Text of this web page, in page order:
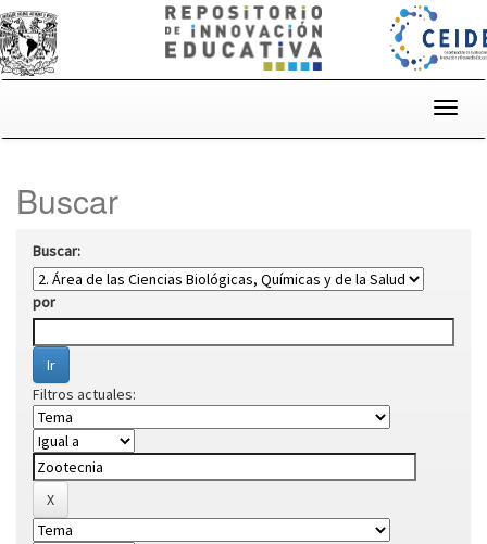
Buscar
Buscar:
por
Filtros actuales: